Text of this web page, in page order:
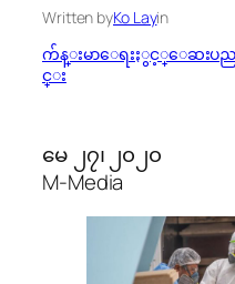
Written byKo Layin
က်န္းမာေရးႏွင့္ေဆးပည
င္း
မေ ၂၇၊ ၂၀၂၀
M-Media